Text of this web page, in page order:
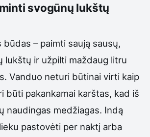
svogūnų lukštų
būdas – paimti saują sausų,
lukštų ir užpilti maždaug litru
Vanduo neturi būtinai virti kaip
būti pakankamai karštas, kad iš
naudingas medžiagas. Indą
pastovėti per naktį arba